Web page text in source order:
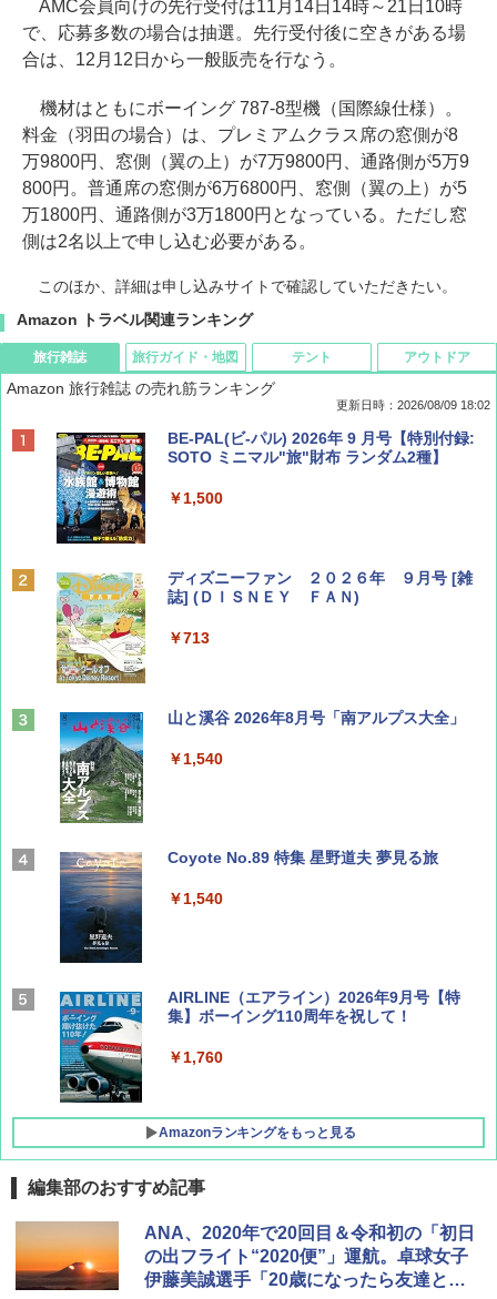
AMC会員向けの先行受付は11月14日14時～21日10時
で、応募多数の場合は抽選。先行受付後に空きがある場
合は、12月12日から一般販売を行なう。
機材はともにボーイング 787-8型機（国際線仕様）。
料金（羽田の場合）は、プレミアムクラス席の窓側が8
万9800円、窓側（翼の上）が7万9800円、通路側が5万9
800円。普通席の窓側が6万6800円、窓側（翼の上）が5
万1800円、通路側が3万1800円となっている。ただし窓
側は2名以上で申し込む必要がある。
このほか、詳細は申し込みサイトで確認していただきたい。
Amazon トラベル関連ランキング
旅行雑誌
Amazon 旅行雑誌 の売れ筋ランキング
更新日時：2026/08/09 18:02
BE-PAL(ビ-パル) 2026年 9 月号【特別付録:
SOTO ミニマル"旅"財布 ランダム2種】
￥1,500
ディズニーファン ２０２６年 ９月号 [雑
誌] (ＤＩＳＮＥＹ ＦＡＮ)
￥713
山と溪谷 2026年8月号「南アルプス大全」
￥1,540
Coyote No.89 特集 星野道夫 夢見る旅
￥1,540
AIRLINE（エアライン）2026年9月号【特
集】ボーイング110周年を祝して！
￥1,760
Amazonランキングをもっと見る
旅行ガイド・地図
地球の歩き方 スター・ウォーズ
￥2,695
テント
[キャンパーズコレクション 山善] ポップアッ
プテント 傘みたいに広げて畳める パッとサ
ッとサンシェード キューブ フルクローズ メ
ッシュ 簡単設置 ワンタッチテント キャンプ
アウトドア
DEWEL パラソル 大型 ビーチ アウトドアパ
ラソル ガーデン サイトシート付 折りたたみ
防水 UVカット 4段階高さ調整 軽量 収納袋付
き
編集部のおすすめ記事
ANA、2020年で20回目＆令和初の「初日
の出フライト“2020便”」運航。卓球女子
伊藤美誠選手「20歳になったら友達と一